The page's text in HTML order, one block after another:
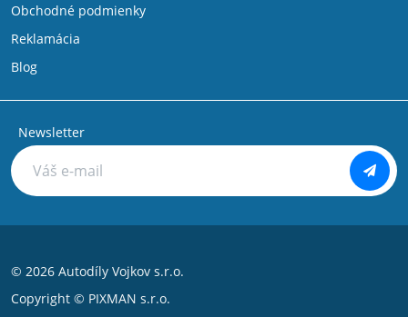
Obchodné podmienky
Reklamácia
Blog
Newsletter
© 2026 Autodíly Vojkov s.r.o.
Copyright © PIXMAN s.r.o.